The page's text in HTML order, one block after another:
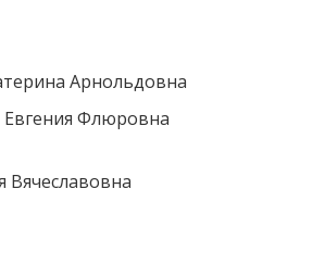
Арнольдовна
Флюровна
Вячеславовна